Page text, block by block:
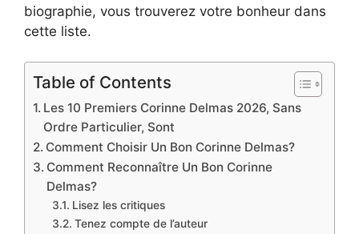
biographie, vous trouverez votre bonheur dans
cette liste.
Table of Contents
Les 10 Premiers Corinne Delmas 2026, Sans
Ordre Particulier, Sont
Comment Choisir Un Bon Corinne Delmas?
Comment Reconnaître Un Bon Corinne
Delmas?
Lisez les critiques
Tenez compte de l’auteur